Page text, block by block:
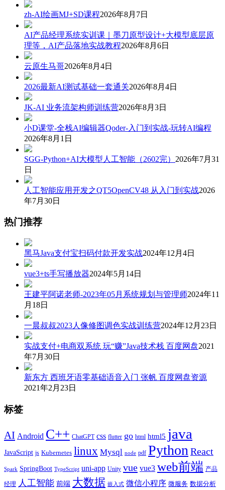
zh-AI绘画MJ+SD课程2026年8月7日
AI产品经理系统实训课｜墨刀原型设计+大模型底层原
理等，AI产品落地实战教程2026年8月6日
云原生马哥2026年8月4日
2026最新AI测试基础一套通关2026年8月4日
JK-AI 业务流架构师训练营2026年8月3日
小D课堂-全栈AI编辑器Qoder-入门到实战-玩转AI编程
2026年8月1日
SGG-Python+AI大模型人工智能（2602完） 2026年7月31
日
人工智能应用开发之QT5OpenCV48 从入门到实战2026
年7月30日
热门推荐
黑马Java支付宝扫码付款开发实战2024年12月4日
vue3+ts手写播放器2024年5月14日
王建平阿诺老师-2023年05月系统规划与管理师2024年11
月18日
一晨叔叔2023人像修图调色实战训练营2024年12月23日
实战支付+电商双系统 玩“赚”Java技术栈 百度网盘2021
年7月30日
新东方 西班牙语零基础语音入门 张帆 百度网盘资源
2021年2月23日
标签
AI Android C++ ChatGPT css flutter go html html5 java
JavaScript js Kubernetes linux Mysql node pdf Python React
Spark SpringBoot TypeScript uni-app Unity vue vue3 web前端 产品
经理 人工智能 前端 大数据 嵌入式 微信小程序 微服务 数据分析